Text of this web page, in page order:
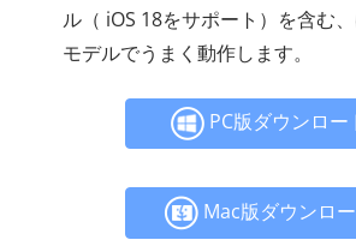
ル（ iOS 18をサポート）を含む
モデルでうまく動作します。
PC版ダウンロー
Mac版ダウンロ